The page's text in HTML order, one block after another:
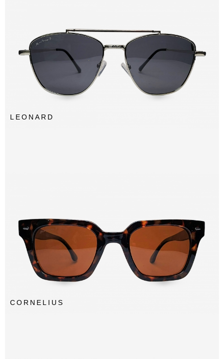
LEONARD
CORNELIUS